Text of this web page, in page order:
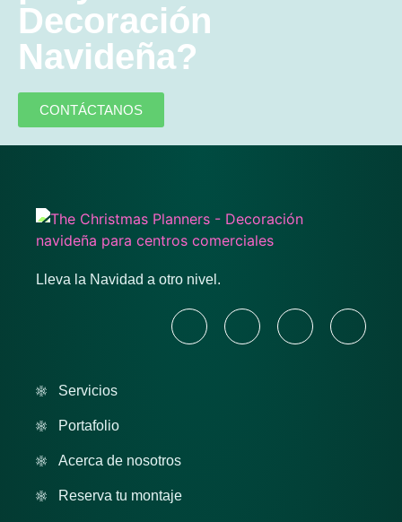
Decoración
Navideña?
CONTÁCTANOS
Lleva la Navidad a otro nivel.
Servicios
Portafolio
Acerca de nosotros
Reserva tu montaje